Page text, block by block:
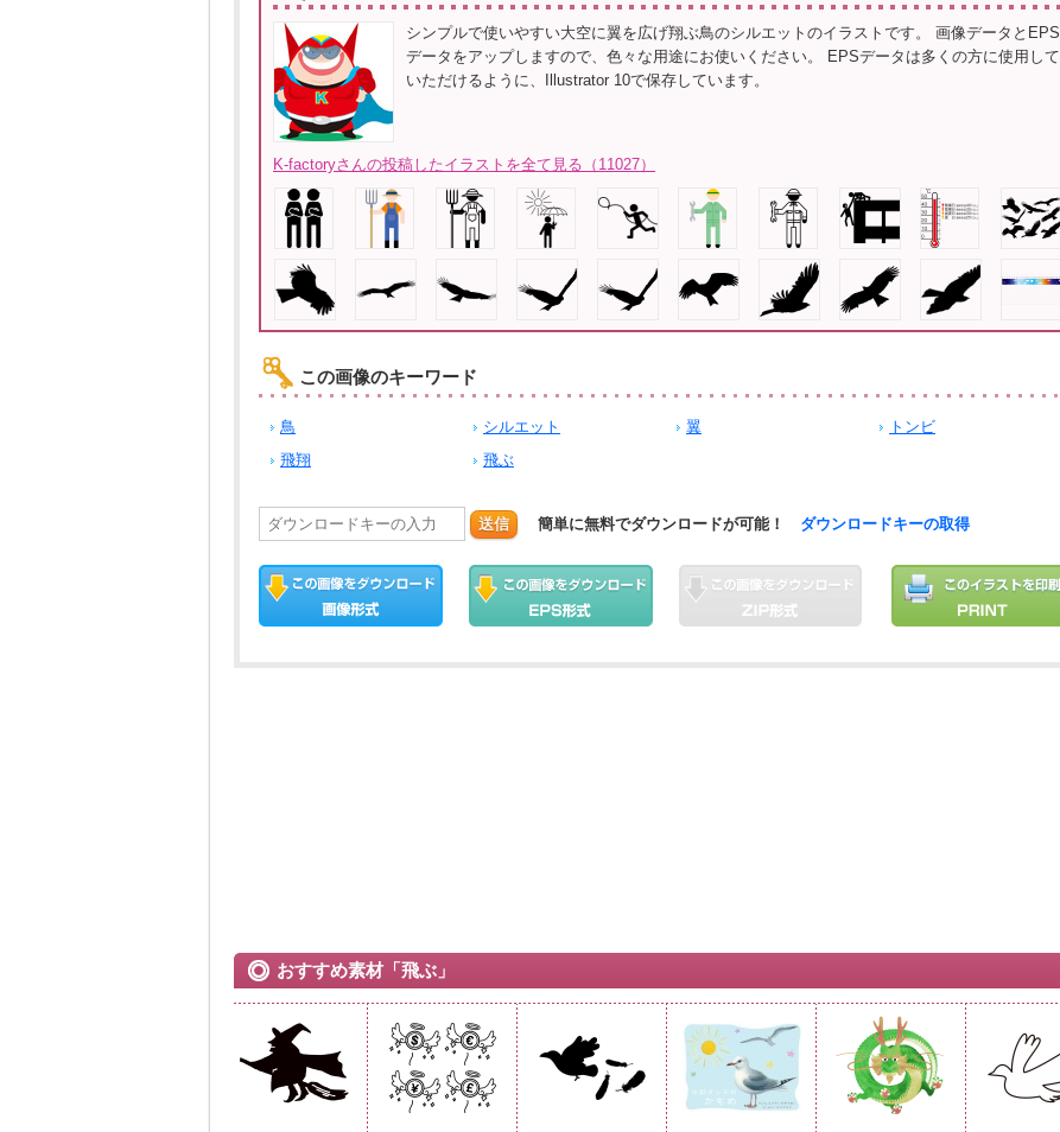
シンプルで使いやすい大空に翼を広げ翔ぶ鳥のシルエットのイラストです。 画像データとEPS
データをアップしますので、色々な用途にお使いください。 EPSデータは多くの方に使用して
いただけるように、Illustrator 10で保存しています。
K-factoryさんの投稿したイラストを全て見る（11027）
この画像のキーワード
鳥 シルエット 翼
トンビ
飛翔
飛ぶ
送信 簡単に無料でダウンロードが可能！ ダウンロードキーの取得
おすすめ素材「飛ぶ」